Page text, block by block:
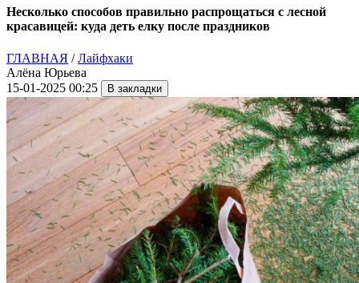
Несколько способов правильно распрощаться с лесной
красавицей: куда деть елку после праздников
ГЛАВНАЯ /Лайфхаки
Алёна Юрьева
15-01-2025 00:25